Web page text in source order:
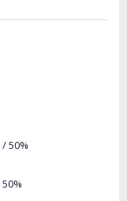
/ 50%